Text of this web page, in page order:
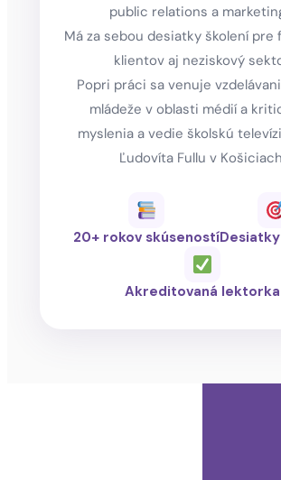
public relations a
Má za sebou desiatky školení pre
klientov aj neziskový
Popri práci sa venuje
mládeže v oblasti médií a
myslenia a vedie školskú
Ľudovíta Fullu v
20+ rokov skúseností
Akreditovaná lektorka